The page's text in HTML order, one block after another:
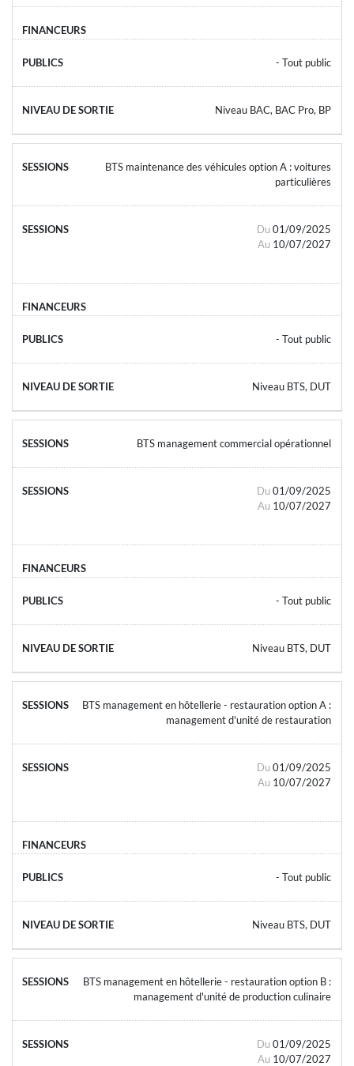
- Tout public
Niveau BAC, BAC Pro, BP
BTS maintenance des véhicules option A : voitures
particulières
Du 01/09/2025
Au 10/07/2027
- Tout public
Niveau BTS, DUT
BTS management commercial opérationnel
Du 01/09/2025
Au 10/07/2027
- Tout public
Niveau BTS, DUT
BTS management en hôtellerie - restauration option A :
management d'unité de restauration
Du 01/09/2025
Au 10/07/2027
- Tout public
Niveau BTS, DUT
BTS management en hôtellerie - restauration option B :
management d'unité de production culinaire
Du 01/09/2025
Au 10/07/2027